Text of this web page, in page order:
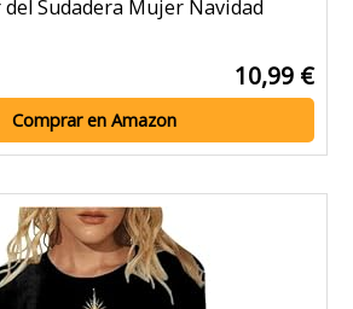
Sudadera Mujer Navidad
10,99 €
Comprar en Amazon